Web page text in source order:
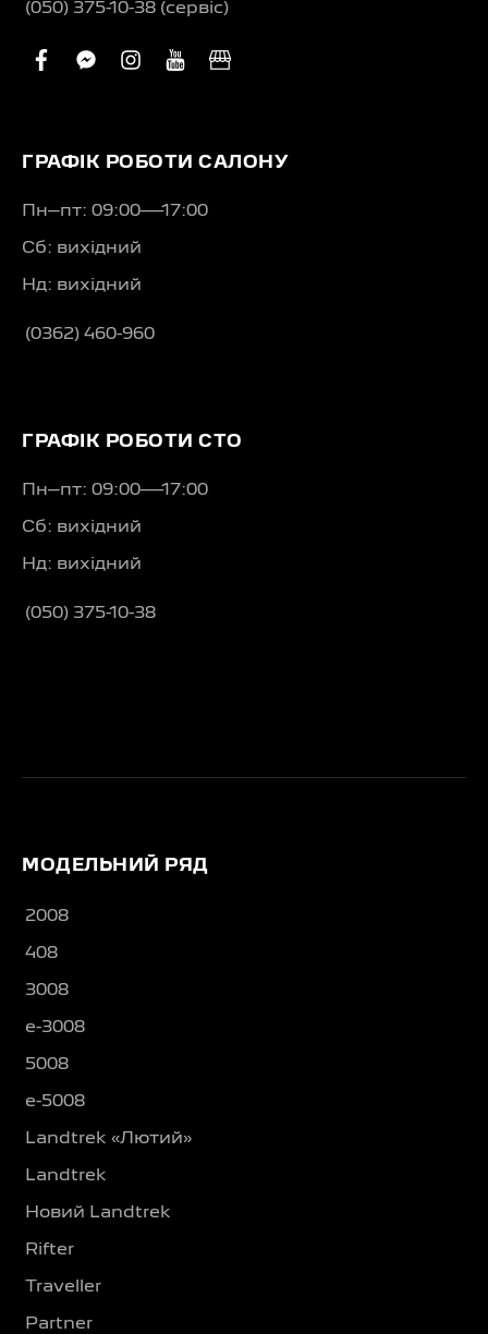
(050) 375-10-38 (сервіс)
facebook
facebook-
instagram
youtube
business
ГРАФІК РОБОТИ САЛОНУ
Пн–пт: 09:00—17:00
Сб: вихідний
Нд: вихідний
(0362) 460-960
ГРАФІК РОБОТИ СТО
Пн–пт: 09:00—17:00
Сб: вихідний
Нд: вихідний
(050) 375-10-38
МОДЕЛЬНИЙ РЯД
2008
408
3008
e-3008
5008
e-5008
Landtrek «Лютий»
Landtrek
Новий Landtrek
Rifter
Traveller
Partner